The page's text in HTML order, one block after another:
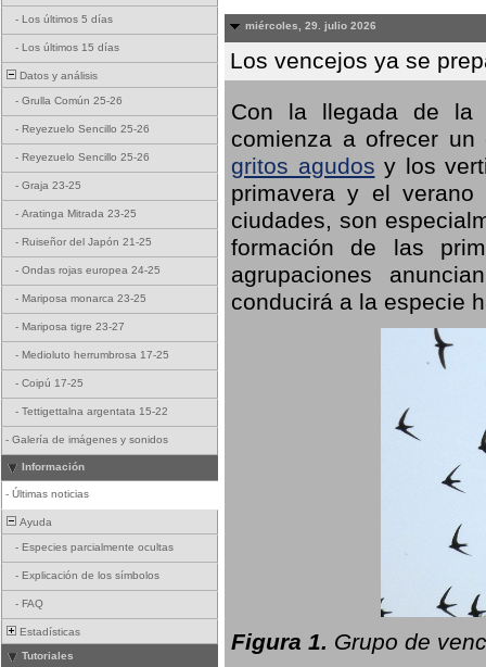
- Los últimos 5 días
- Los últimos 15 días
Datos y análisis
- Grulla Común 25-26
- Reyezuelo Sencillo 25-26
- Reyezuelo Sencillo 25-26
- Graja 23-25
- Aratinga Mitrada 23-25
- Ruiseñor del Japón 21-25
- Ondas rojas europea 24-25
- Mariposa monarca 23-25
- Mariposa tigre 23-27
- Medioluto herrumbrosa 17-25
- Coipú 17-25
- Tettigettalna argentata 15-22
- Galería de imágenes y sonidos
Información
- Últimas noticias
Ayuda
- Especies parcialmente ocultas
- Explicación de los símbolos
- FAQ
Estadísticas
Tutoriales
miércoles, 29. julio 2026
Los vencejos ya se
Con la llegada de la
comienza a ofrecer un
gritos agudos y los
primavera y el
ciudades, son
formación de las
agrupaciones
conducirá a la especie
Figura 1. Grupo de